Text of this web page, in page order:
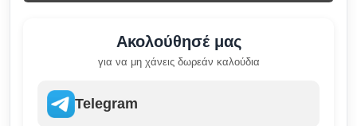
Ακολούθησέ μας
για να μη χάνεις δωρεάν καλούδια
Telegram